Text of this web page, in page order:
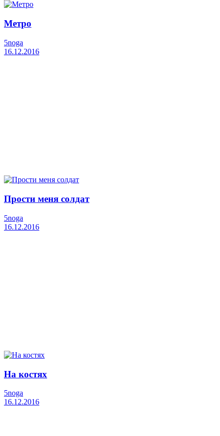
Метро
5noga
16.12.2016
Прости меня солдат
5noga
16.12.2016
На костях
5noga
16.12.2016